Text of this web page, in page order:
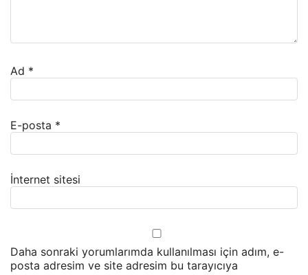
Ad *
E-posta *
İnternet sitesi
Daha sonraki yorumlarımda kullanılması için adım, e-
posta adresim ve site adresim bu tarayıcıya